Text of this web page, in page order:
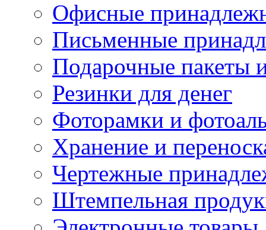
Офисные
Письменные
Подарочные пакеты
Резинки для денег
Фоторамки и
Хранение и
Чертежные
Штемпельная